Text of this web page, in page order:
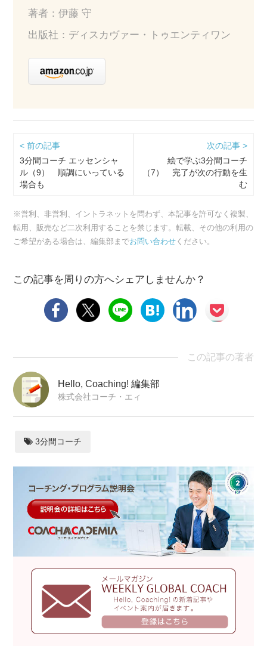
著者：伊藤 守
出版社：ディスカヴァー・トゥエンティワン
< 前の記事
3分間コーチ エッセンシャ
ル（9） 順調にいっている
場合も
次の記事 >
絵で学ぶ3分間コーチ
（7） 完了が次の行動を生
む
※営利、非営利、イントラネットを問わず、本記事を許可なく複製、
転用、販売など二次利用することを禁じます。転載、その他の利用の
ご希望がある場合は、編集部までお問い合わせ ください。
この記事を周りの方へシェアしませんか？
この記事の著者
Hello, Coaching! 編集部
株式会社コーチ・エィ
3分間コーチ